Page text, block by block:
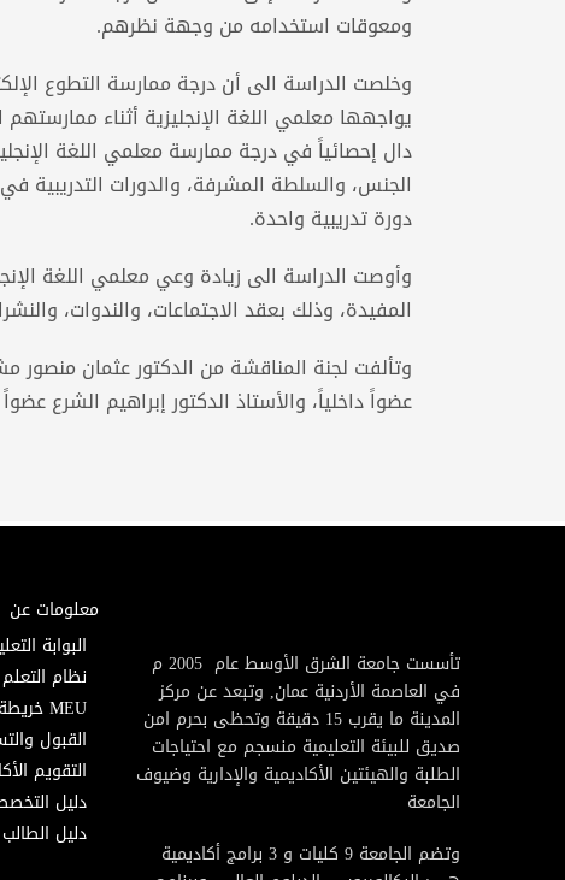
ومعوقات استخدامه من وجهة نظرهم.
وخلصت الدراسة الى أن درجة ممارسة التطوع
يواجهها معلمي اللغة الإنجليزية أثناء
دال إحصائياً في درجة ممارسة معلمي اللغة
الجنس، والسلطة المشرفة، والدورات التدريبية
دورة تدريبية واحدة.
وأوصت الدراسة الى زيادة وعي معلمي اللغة
المفيدة، وذلك بعقد الاجتماعات، والندوات،
وتألفت لجنة المناقشة من الدكتور عثمان منصور
عضواً داخلياً، والأستاذ الدكتور إبراهيم الشرع
تأسست جامعة الشرق الأوسط عام 2005 م
في العاصمة الأردنية عمان, وتبعد عن مركز
المدينة ما يقرب 15 دقيقة وتحظى بحرم امن
صديق للبيئة التعليمية منسجم مع احتياجات
الطلبة والهيئتين الأكاديمية والإدارية وضيوف
الجامعة
وتضم الجامعة 9 كليات و 3 برامج أكاديمية
معلومات عن
البوابة
نظام
MEU خريطة
القبول
التقويم
دليل
دليل الطالب